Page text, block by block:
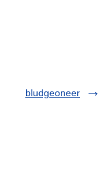
bludgeoneer